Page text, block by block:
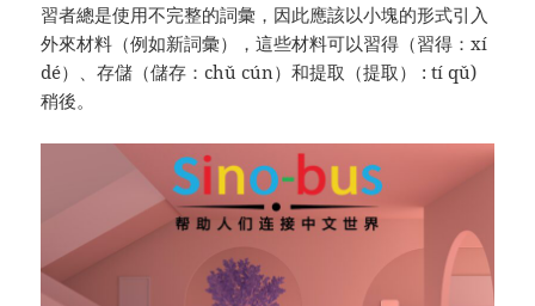
習者總是使用不完整的詞彙，因此應該以小塊的形式引入
外來材料（例如新詞彙），這些材料可以習得（習得：xí
dé）、存儲（儲存：chǔ cún）和提取（提取） : tí qǔ)
稍後。